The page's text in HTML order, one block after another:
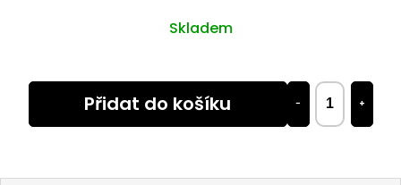
Skladem
+
−
Přidat do košíku